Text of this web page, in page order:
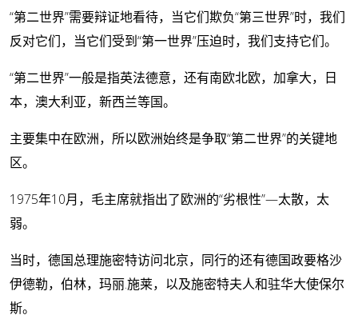
“第二世界”需要辩证地看待，当它们欺负“第三世界”时，我们
反对它们，当它们受到“第一世界”压迫时，我们支持它们。
“第二世界”一般是指英法德意，还有南欧北欧，加拿大，日
本，澳大利亚，新西兰等国。
主要集中在欧洲，所以欧洲始终是争取“第二世界”的关键地
区。
1975年10月，毛主席就指出了欧洲的“劣根性”—太散，太
弱。
当时，德国总理施密特访问北京，同行的还有德国政要格沙
伊德勒，伯林，玛丽.施莱，以及施密特夫人和驻华大使保尔
斯。